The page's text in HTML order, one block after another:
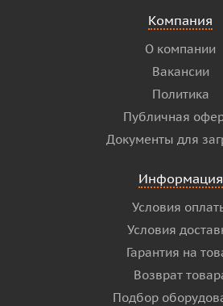
Компания
О компании
Вакансии
Политика
Публичная
Документы для
Информация
Условия
Условия
Гарантия на
Возврат
Подбор